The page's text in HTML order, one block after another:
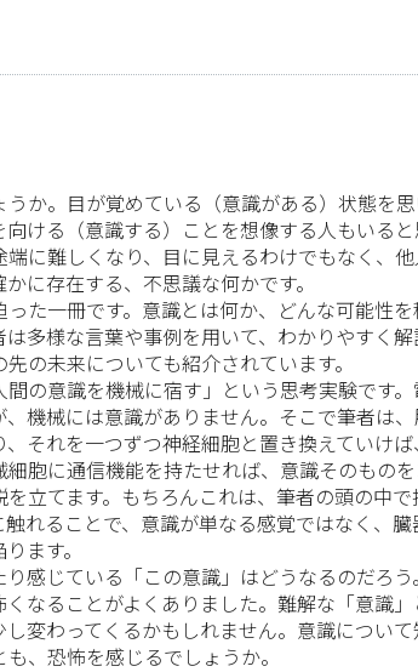
か。目が覚めている（意識がある）状態を
ける（意識する）ことを想像する人もいる
に難しくなり、目に見えるわけでもなく、
に存在する、不思議な何かです。
た一冊です。意識とは何か、どんな可能性を
多様な言葉や事例を用いて、わかりやすく解
の未来についても紹介されています。
の意識を機械に宿す」という思考実験です
機械には意識がありません。そこで筆者は
それを一つずつ神経細胞と置き換えていけ
細胞に通信機能を持たせれば、意識そのもの
立てます。もちろんこれは、筆者の頭の中
れることで、意識が単なる感覚ではなく、
ます。
感じている「この意識」はどうなるのだろ
なることがよくありました。難解な「意識
変わってくるかもしれません。意識につい
、恐怖を感じるでしょうか。